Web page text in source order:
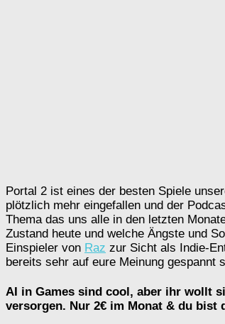
Portal 2 ist eines der besten Spiele
plötzlich mehr eingefallen und der
Thema das uns alle in den letzten
Zustand heute und welche Ängste und
Einspieler von Raz zur Sicht als Indie-
bereits sehr auf eure Meinung gespannt
AI in Games sind cool, aber ihr wollt
versorgen. Nur 2€ im Monat & du bist